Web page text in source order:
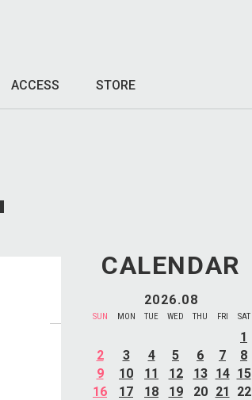
ACCESS STORE
CALENDAR
2026.08
SUN MON TUE WED THU FRI SAT
1
2
3 4 5 6 7
8
9
10 11 12 13 14 15
16
17 18 19 20 21
22